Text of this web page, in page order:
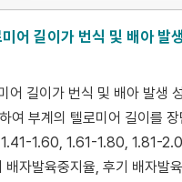
어 길이가 번식 및 배아 발
어 길이가 번식 및 배아 발생
여 부계의 텔로미어 길이를
1.60, 1.61-1.80, 1.81-
배자발육중지율, 후기 배자발